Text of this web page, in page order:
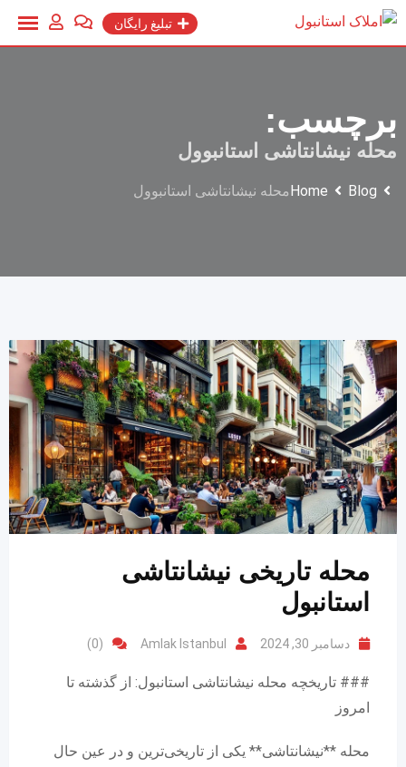
Skip
تبلیغ رایگان
برچسب:
محله نیشانتاشی استانبوول
Home Blog محله نیشانتاشی استانبوول
محله تاریخی نیشانتاشی
استانبول
دسامبر 30, 2024 Amlak Istanbul
(0)
### تاریخچه محله نیشانتاشی استانبول: از گذشته تا
امروز
محله **نیشانتاشی** یکی از تاریخی‌ترین و در عین حال